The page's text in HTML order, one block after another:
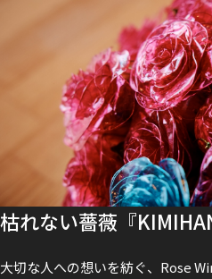
枯れない薔薇『
大切な人への想いを紡ぐ、Rose